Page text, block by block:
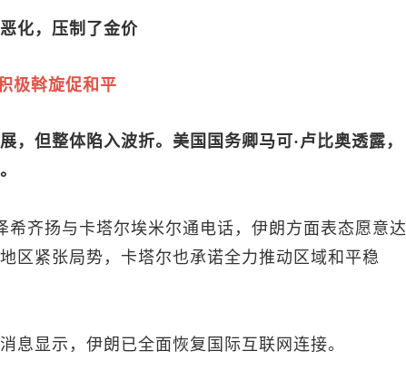
化，压制了金价
极斡旋促和平
，但整体陷入波折。美国国务卿马可·卢比奥透露，
希齐扬与卡塔尔埃米尔通电话，伊朗方面表态愿意达
区紧张局势，卡塔尔也承诺全力推动区域和平稳
息显示，伊朗已全面恢复国际互联网连接。